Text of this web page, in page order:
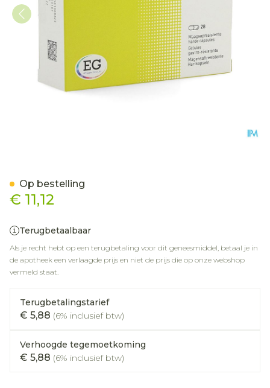
€ 11,12
Terugbetaalbaar
Als je recht hebt op een terugbetaling voor dit geneesmiddel, betaal je in
de apotheek een verlaagde prijs en niet de prijs die op onze webshop
vermeld staat.
Terugbetalingstarief
€ 5,88 (6% inclusief btw)
Verhoogde tegemoetkoming
€ 5,88 (6% inclusief btw)
Op bestelling